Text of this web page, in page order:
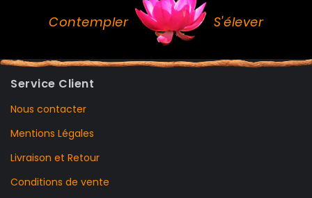
Contempler S'élever
Service Client
Nous contacter
Mentions Légales
Livraison et Retour
Conditions de vente